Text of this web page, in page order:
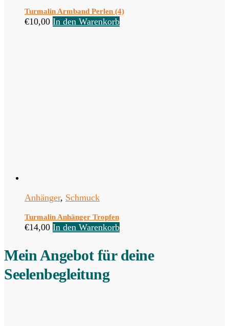
Turmalin Armband Perlen (4)
€10,00 In den Warenkorb
Anhänger, Schmuck
Turmalin Anhänger Tropfen
€14,00 In den Warenkorb
Mein Angebot für deine
Seelenbegleitung